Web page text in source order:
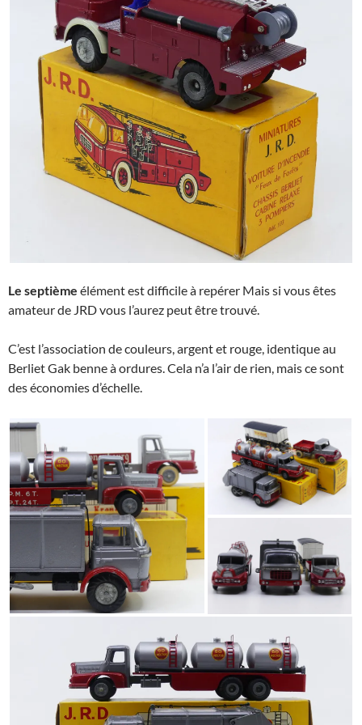
Le septième élément est difficile à repérer Mais si vous êtes
amateur de JRD vous l’aurez peut être trouvé.
C’est l’association de couleurs, argent et rouge, identique au
Berliet Gak benne à ordures. Cela n’a l’air de rien, mais ce sont
des économies d’échelle.